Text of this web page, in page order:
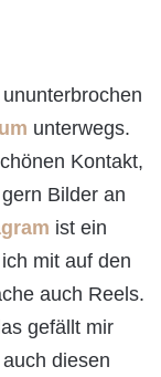
unterwegs.
Kontakt,
Bilder an
ist ein
mit auf den
auch Reels.
gefällt mir
diesen